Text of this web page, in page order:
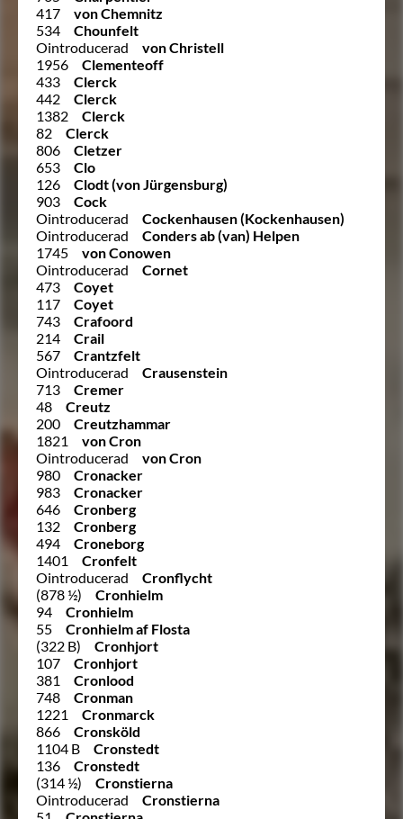
417
von Chemnitz
534
Chounfelt
Ointroducerad
von Christell
1956
Clementeoff
433
Clerck
442
Clerck
1382
Clerck
82
Clerck
806
Cletzer
653
Clo
126
Clodt (von Jürgensburg)
903
Cock
Ointroducerad
Cockenhausen (Kockenhausen)
Ointroducerad
Conders ab (van) Helpen
1745
von Conowen
Ointroducerad
Cornet
473
Coyet
117
Coyet
743
Crafoord
214
Crail
567
Crantzfelt
Ointroducerad
Crausenstein
713
Cremer
48
Creutz
200
Creutzhammar
1821
von Cron
Ointroducerad
von Cron
980
Cronacker
983
Cronacker
646
Cronberg
132
Cronberg
494
Croneborg
1401
Cronfelt
Ointroducerad
Cronflycht
(878 ½)
Cronhielm
94
Cronhielm
55
Cronhielm af Flosta
(322 B)
Cronhjort
107
Cronhjort
381
Cronlood
748
Cronman
1221
Cronmarck
866
Cronsköld
1104 B
Cronstedt
136
Cronstedt
(314 ½)
Cronstierna
Ointroducerad
Cronstierna